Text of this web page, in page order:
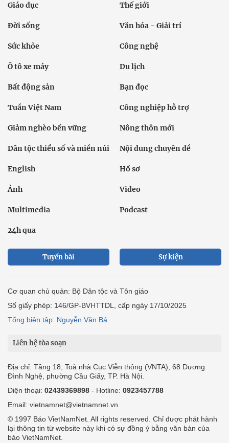
Giáo dục Thế giới
Đời sống Văn hóa - Giải trí
Sức khỏe Công nghệ
Ô tô xe máy Du lịch
Bất động sản Bạn đọc
Tuần Việt Nam Công nghiệp hỗ trợ
Giảm nghèo bền vững Nông thôn mới
Dân tộc thiểu số và miền núi Nội dung chuyên đề
English Hồ sơ
Ảnh Video
Multimedia Podcast
24h qua
Tuyến bài Sự kiện
Cơ quan chủ quản: Bộ Dân tộc và Tôn giáo
Số giấy phép: 146/GP-BVHTTDL, cấp ngày 17/10/2025
Tổng biên tập: Nguyễn Văn Bá
Liên hệ tòa soạn
Địa chỉ: Tầng 18, Toà nhà Cục Viễn thông (VNTA), 68 Dương
Đình Nghệ, phường Cầu Giấy, TP. Hà Nội.
Điện thoại: 02439369898 - Hotline: 0923457788
Email: vietnamnet@vietnamnet.vn
© 1997 Báo VietNamNet. All rights reserved. Chỉ được phát hành
lại thông tin từ website này khi có sự đồng ý bằng văn bản của
báo VietNamNet.